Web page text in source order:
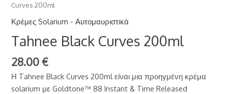
Curves 200ml
Κρέμες Solarium - Αυτομαυριστικά
Tahnee Black Curves 200ml
28.00€
Η Tahnee Black Curves 200ml είναι μια προηγμένη κρέμα
solarium με Goldtone™ 88 Instant & Time Released